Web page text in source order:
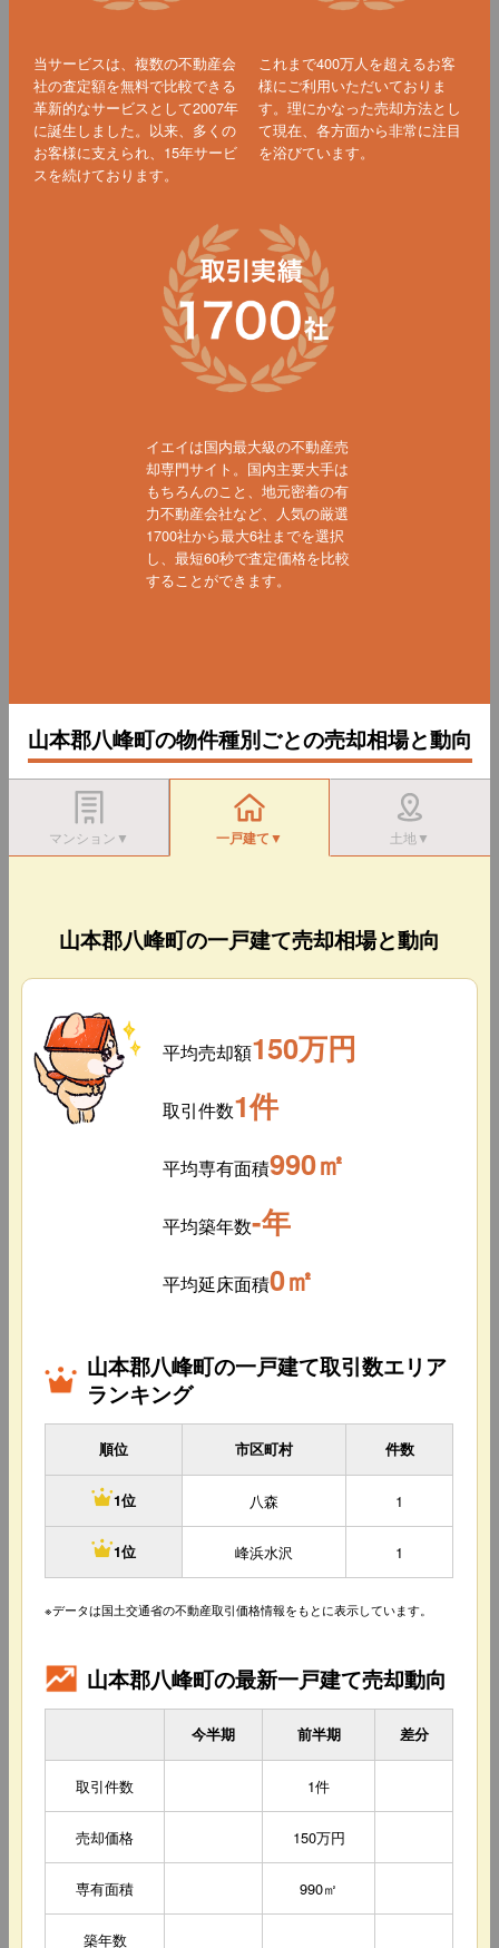
当サービスは、複数の不動産会
社の査定額を無料で比較できる
革新的なサービスとして2007年
に誕生しました。以来、多くの
お客様に支えられ、15年サービ
スを続けております。
これまで400万人を超えるお客
様にご利用いただいておりま
す。理にかなった売却方法とし
て現在、各方面から非常に注目
を浴びています。
イエイは国内最大級の不動産売
却専門サイト。国内主要大手は
もちろんのこと、地元密着の有
力不動産会社など、人気の厳選
1700社から最大6社までを選択
し、最短60秒で査定価格を比較
することができます。
山本郡八峰町の物件種別ごとの売却相場と動向
マンション▼ 一戸建て▼ 土地▼
山本郡八峰町の一戸建て売却相場と動向
平均売却額150万円
取引件数1件
平均専有面積990㎡
平均築年数-年
平均延床面積0㎡
山本郡八峰町の一戸建て取引数エリア
ランキング
順位 市区町村 件数
1位 八森 1
1位 峰浜水沢 1
※データは国土交通省の不動産取引価格情報をもとに表示しています。
山本郡八峰町の最新一戸建て売却動向
今半期 前半期 差分
取引件数 1件
売却価格 150万円
専有面積 990㎡
築年数